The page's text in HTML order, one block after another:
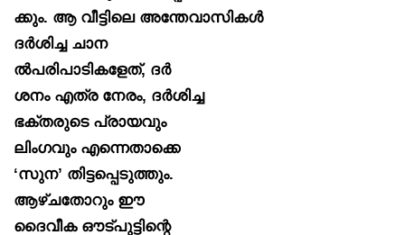
ക്കും. ആ വീട്ടിലെ അന്തേവാസികൾ
ദർശിച്ച ചാന
ൽപരിപാടികളേത്, ദർ
ശനം എത്ര നേരം, ദർശിച്ച
ഭക്തരുടെ പ്രായവും
ലിംഗവും എന്നെതാക്കെ
‘സുന’ തിട്ടപ്പെടുത്തും.
ആഴ്ചതോറും ഈ
ദൈവീക ഔട്പുട്ടിന്റെ